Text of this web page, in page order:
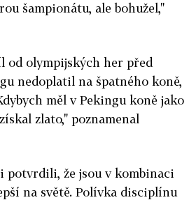
šampionátu, ale bohužel,"
od olympijských her před
nedoplatil na špatného koně,
měl v Pekingu koně jako
zlato," poznamenal
potvrdili, že jsou v kombinaci
na světě. Polívka disciplínu